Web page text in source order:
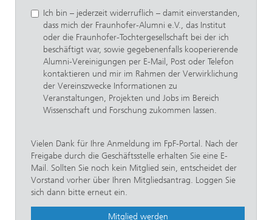
Ich bin – jederzeit widerruflich – damit einverstanden,
dass mich der Fraunhofer-Alumni e.V., das Institut
oder die Fraunhofer-Tochtergesellschaft bei der ich
beschäftigt war, sowie gegebenenfalls kooperierende
Alumni-Vereinigungen per E-Mail, Post oder Telefon
kontaktieren und mir im Rahmen der Verwirklichung
der Vereinszwecke Informationen zu
Veranstaltungen, Projekten und Jobs im Bereich
Wissenschaft und Forschung zukommen lassen.
Vielen Dank für Ihre Anmeldung im FpF-Portal. Nach der
Freigabe durch die Geschäftsstelle erhalten Sie eine E-
Mail. Sollten Sie noch kein Mitglied sein, entscheidet der
Vorstand vorher über Ihren Mitgliedsantrag. Loggen Sie
sich dann bitte erneut ein.